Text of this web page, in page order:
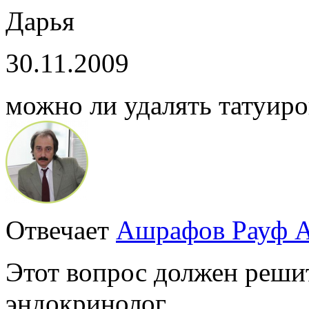
Дарья
30.11.2009
можно ли удалять
Отвечает Ашрафов Рауф
Этот вопрос должен